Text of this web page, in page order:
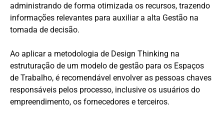
administrando de forma otimizada os recursos, trazendo
informações relevantes para auxiliar a alta Gestão na
tomada de decisão.
Ao aplicar a metodologia de Design Thinking na
estruturação de um modelo de gestão para os Espaços
de Trabalho, é recomendável envolver as pessoas chaves
responsáveis pelos processo, inclusive os usuários do
empreendimento, os fornecedores e terceiros.